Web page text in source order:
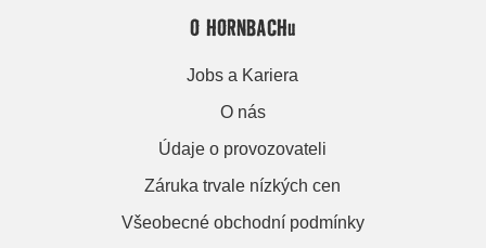
O HORNBACHu
Jobs a Kariera
O nás
Údaje o provozovateli
Záruka trvale nízkých cen
Všeobecné obchodní podmínky